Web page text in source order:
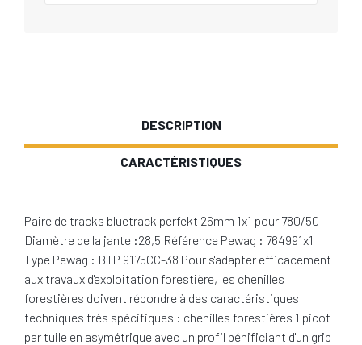
DESCRIPTION
CARACTÉRISTIQUES
Paire de tracks bluetrack perfekt 26mm 1x1 pour 780/50
Diamètre de la jante :28,5 Référence Pewag : 764991x1
Type Pewag : BTP 9175CC-38 Pour s'adapter efficacement
aux travaux d'exploitation forestière, les chenilles
forestières doivent répondre à des caractéristiques
techniques très spécifiques : chenilles forestières 1 picot
par tuile en asymétrique avec un profil bénificiant d'un grip